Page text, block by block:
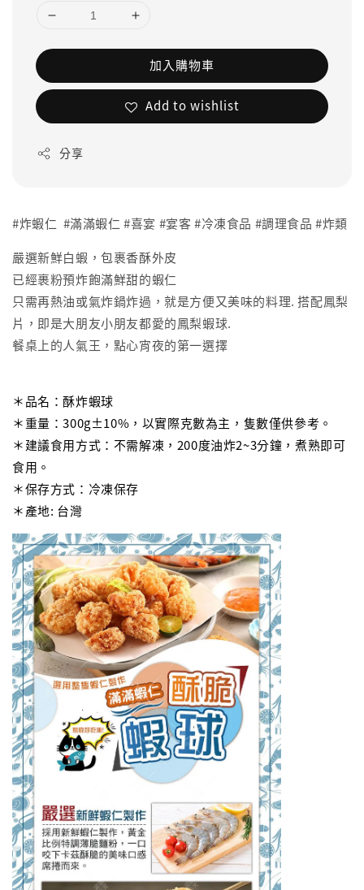
加入購物車
Add to wishlist
分享
#炸蝦仁 #滿滿蝦仁 #喜宴 #宴客 #冷凍食品 #調理食品 #炸類
嚴選新鮮白蝦，包裹香酥外皮
已經裹粉預炸飽滿鮮甜的蝦仁
只需再熱油或氣炸鍋炸過，就是方便又美味的料理. 搭配鳳梨
片，即是大朋友小朋友都愛的鳳梨蝦球.
餐桌上的人氣王，點心宵夜的第一選擇
＊品名：酥炸蝦球
＊重量：300g±10%，以實際克數為主，隻數僅供參考。
＊建議食用方式：不需解凍，200度油炸2~3分鐘，煮熟即可
食用。
＊保存方式：冷凍保存
＊產地: 台灣